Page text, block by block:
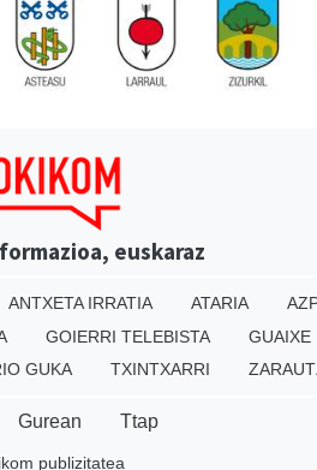
euskaraz
ANTXETA IRRATIA ATARIA
GOIERRI TELEBISTA GUAIXE
GUKA TXINTXARRI
Gurean Ttap
publizitatea